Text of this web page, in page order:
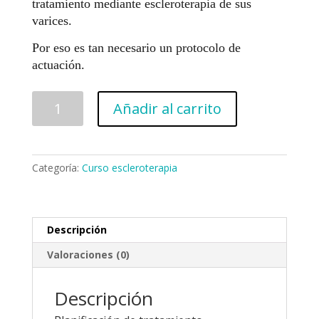
tratamiento mediante escleroterapia de sus
varices.
Por eso es tan necesario un protocolo de
actuación.
cantidad
Añadir al carrito
Categoría: Curso escleroterapia
Descripción
Valoraciones (0)
Descripción